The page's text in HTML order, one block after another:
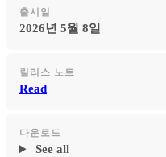
출시일
2026년 5월 8일
릴리스 노트
Read
다운로드
See all